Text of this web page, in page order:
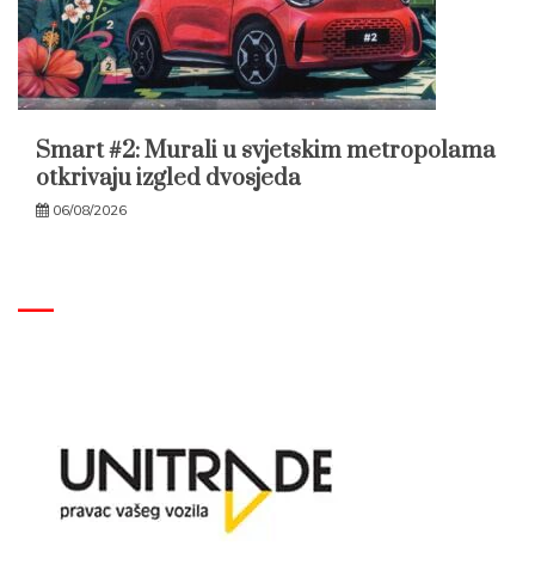
Smart #2: Murali u svjetskim metropolama
otkrivaju izgled dvosjeda
06/08/2026